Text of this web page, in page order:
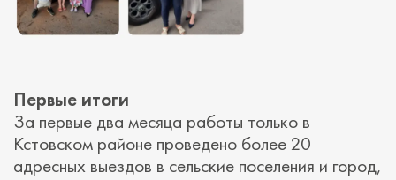
Первые итоги
За первые два месяца работы только в
Кстовском районе проведено более 20
адресных выездов в сельские поселения и город,